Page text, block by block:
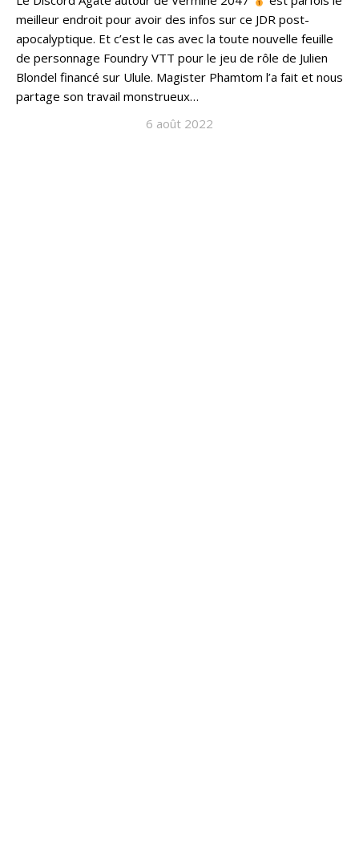
meilleur endroit pour avoir des infos sur ce JDR post-
apocalyptique. Et c’est le cas avec la toute nouvelle feuille
de personnage Foundry VTT pour le jeu de rôle de Julien
Blondel financé sur Ulule. Magister Phamtom l’a fait et nous
partage son travail monstrueux…
6 août 2022